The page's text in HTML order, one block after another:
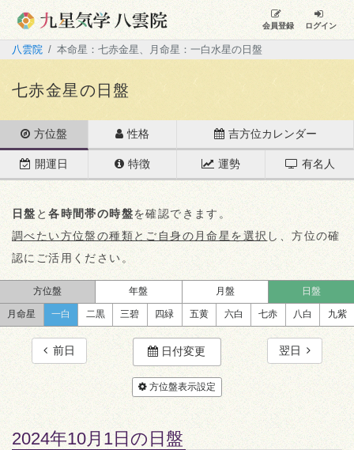
会員登録 ログイン
八雲院 本命星：七赤金星、月命星：一白水星の日盤
七赤金星の日盤
方位盤 性格 吉方位カレンダー
開運日 特徴 運勢 有名人
日盤 と各時間帯の時盤を確認できます。
調べたい方位盤の種類とご自身の月命星を選択 し、方位の確
認にご活用ください。
方位盤 年盤 月盤 日盤
月命星 一白 二黒 三碧 四緑 五黄 六白 七赤 八白 九紫
前日 日付変更 翌日
方位盤表示設定
2024年10月1日の日盤